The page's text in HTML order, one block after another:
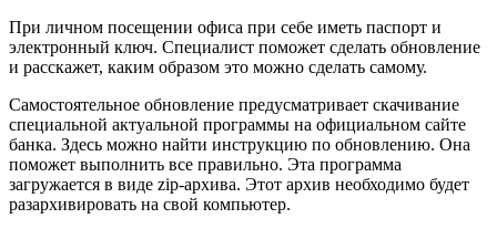
При личном посещении офиса при себе иметь паспорт и
электронный ключ. Специалист поможет сделать обновление
и расскажет, каким образом это можно сделать самому.
Самостоятельное обновление предусматривает скачивание
специальной актуальной программы на официальном сайте
банка. Здесь можно найти инструкцию по обновлению. Она
поможет выполнить все правильно. Эта программа
загружается в виде zip-архива. Этот архив необходимо будет
разархивировать на свой компьютер.